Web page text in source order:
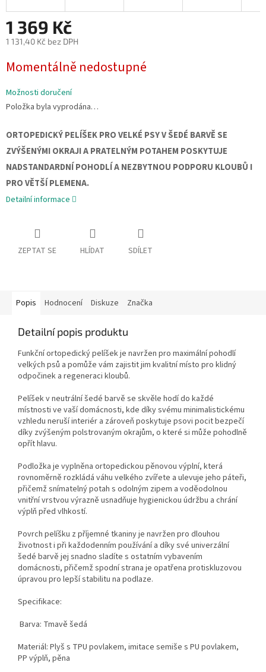
1 369 Kč
1 131,40 Kč bez DPH
cena:
Momentálně nedostupné
Možnosti doručení
Položka byla vyprodána…
ORTOPEDICKÝ PELÍŠEK PRO VELKÉ PSY V ŠEDÉ BARVĚ SE
ZVÝŠENÝMI OKRAJI A PRATELNÝM POTAHEM POSKYTUJE
NADSTANDARDNÍ POHODLÍ A NEZBYTNOU PODPORU KLOUBŮ I
PRO VĚTŠÍ PLEMENA.
Detailní informace
ZEPTAT SE HLÍDAT SDÍLET
Popis Hodnocení Diskuze Značka
Detailní popis produktu
Funkční ortopedický pelíšek je navržen pro maximální pohodlí
velkých psů a pomůže vám zajistit jim kvalitní místo pro klidný
odpočinek a regeneraci kloubů.
Pelíšek v neutrální šedé barvě se skvěle hodí do každé
místnosti ve vaší domácnosti, kde díky svému minimalistickému
vzhledu neruší interiér a zároveň poskytuje psovi pocit bezpečí
díky zvýšeným polstrovaným okrajům, o které si může pohodlně
opřít hlavu.
Podložka je vyplněna ortopedickou pěnovou výplní, která
rovnoměrně rozkládá váhu velkého zvířete a ulevuje jeho páteři,
přičemž snímatelný potah s odolným zipem a voděodolnou
vnitřní vrstvou výrazně usnadňuje hygienickou údržbu a chrání
výplň před vlhkostí.
Povrch pelíšku z příjemné tkaniny je navržen pro dlouhou
životnost i při každodenním používání a díky své univerzální
šedé barvě jej snadno sladíte s ostatním vybavením
domácnosti, přičemž spodní strana je opatřena protiskluzovou
úpravou pro lepší stabilitu na podlaze.
Specifikace:
Barva: Tmavě šedá
Materiál: Plyš s TPU povlakem, imitace semiše s PU povlakem,
PP výplň, pěna